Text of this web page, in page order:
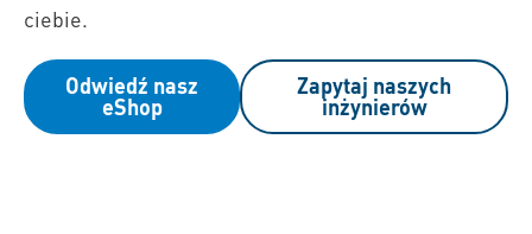
ciebie.
Odwiedź nasz
eShop
Zapytaj naszych
inżynierów